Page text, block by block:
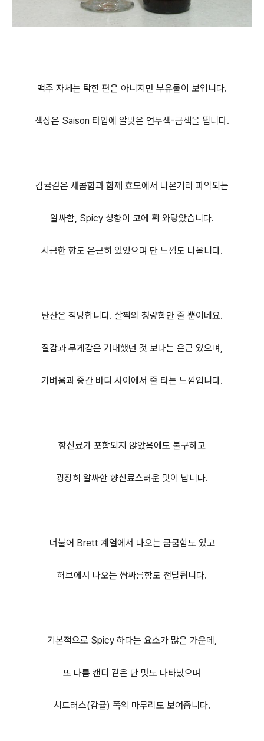
맥주 자체는 탁한 편은 아니지만 부유물이 보입니다.
색상은 Saison 타입에 알맞은 연두색-금색을 띕니다.
감귤같은 새콤함과 함께 효모에서 나온거라 파악되는
알싸함, Spicy 성향이 코에 확 와닿았습니다.
시큼한 향도 은근히 있었으며 단 느낌도 나옵니다.
탄산은 적당합니다. 살짝의 청량함만 줄 뿐이네요.
질감과 무게감은 기대했던 것 보다는 은근 있으며,
가벼움과 중간 바디 사이에서 줄 타는 느낌입니다.
향신료가 포함되지 않았음에도 불구하고
굉장히 알싸한 향신료스러운 맛이 납니다.
더불어 Brett 계열에서 나오는 쿰쿰함도 있고
허브에서 나오는 쌉싸름함도 전달됩니다.
기본적으로 Spicy 하다는 요소가 많은 가운데,
또 나름 캔디 같은 단 맛도 나타났으며
시트러스(감귤) 쪽의 마무리도 보여줍니다.